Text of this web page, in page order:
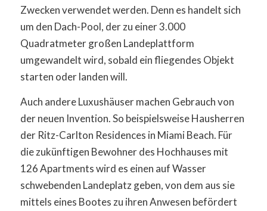
Zwecken verwendet werden. Denn es handelt sich
um den Dach-Pool, der zu einer 3.000
Quadratmeter großen Landeplattform
umgewandelt wird, sobald ein fliegendes Objekt
starten oder landen will.
Auch andere Luxushäuser machen Gebrauch von
der neuen Invention. So beispielsweise Hausherren
der Ritz-Carlton Residences in Miami Beach. Für
die zukünftigen Bewohner des Hochhauses mit
126 Apartments wird es einen auf Wasser
schwebenden Landeplatz geben, von dem aus sie
mittels eines Bootes zu ihren Anwesen befördert